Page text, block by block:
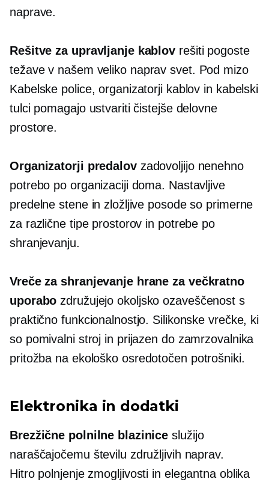
naprave.
Rešitve za upravljanje kablov rešiti pogoste
težave v našem veliko naprav svet. Pod mizo
Kabelske police, organizatorji kablov in kabelski
tulci pomagajo ustvariti čistejše delovne
prostore.
Organizatorji predalovzadovoljijo nenehno
potrebo po organizaciji doma. Nastavljive
predelne stene in zložljive posode so primerne
za različne tipe prostorov in potrebe po
shranjevanju.
Vreče za shranjevanje hrane za večkratno
uporabo združujejo okoljsko ozaveščenost s
praktično funkcionalnostjo. Silikonske vrečke, ki
so pomivalni stroj in prijazen do zamrzovalnika
pritožba na ekološko osredotočen potrošniki.
Elektronika in dodatki
Brezžične polnilne blazinice služijo
naraščajočemu številu združljivih naprav.
Hitro polnjenjezmogljivosti in elegantna oblika